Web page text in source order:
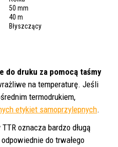
50 mm
40 m
Błyszczący
do druku za pomocą taśmy
na temperaturę. Jeśli
termodrukiem,
etykiet samoprzylepnych.
oznacza bardzo długą
do trwałego